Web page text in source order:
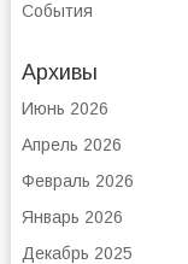
События
Архивы
Июнь 2026
Апрель 2026
Февраль 2026
Январь 2026
Декабрь 2025